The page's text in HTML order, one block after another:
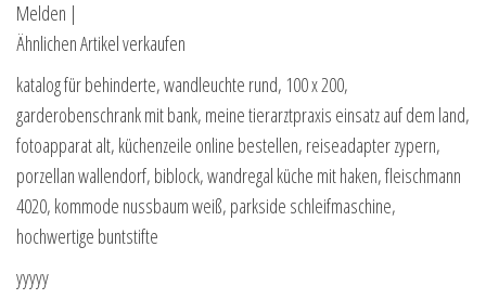
Melden |
Ähnlichen Artikel verkaufen
katalog für behinderte, wandleuchte rund, 100 x 200,
garderobenschrank mit bank, meine tierarztpraxis einsatz auf dem land,
fotoapparat alt, küchenzeile online bestellen, reiseadapter zypern,
porzellan wallendorf, biblock, wandregal küche mit haken, fleischmann
4020, kommode nussbaum weiß, parkside schleifmaschine,
hochwertige buntstifte
yyyyy